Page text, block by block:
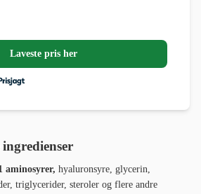
Laveste pris her
aminosyrer, hyaluronsyre, glycerin,
triglycerider, steroler og flere andre